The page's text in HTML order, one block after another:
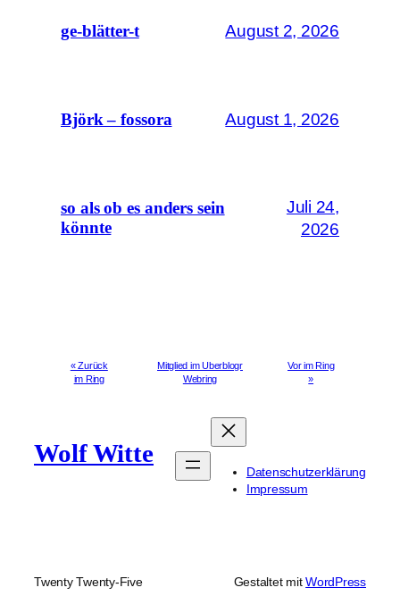
ge-blätter-t August 2, 2026
Björk – fossora August 1, 2026
so als ob es anders sein
könnte
Juli 24,
2026
« Zurück
im Ring
Mitglied im Uberblogr
Webring
Vor im Ring
»
Wolf Witte
Datenschutzerklärung
Impressum
Twenty Twenty-Five Gestaltet mitWordPress